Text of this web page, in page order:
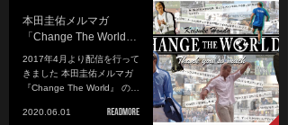
本田圭佑メルマガ
「Change The World…
2017年4月より配信を行って
きました 本田圭佑メルマガ
『Change The World』 の…
2020.06.01